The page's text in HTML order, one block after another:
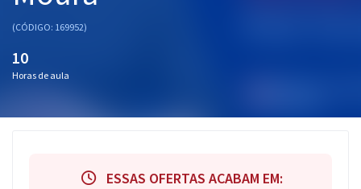
Aprovados
(CÓDIGO: 169952)
10
Horas de aula
ESSAS OFERTAS ACABAM EM: